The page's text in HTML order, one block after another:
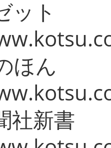
ット
ほん
社新書